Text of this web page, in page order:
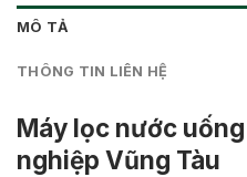
MÔ TẢ
THÔNG TIN LIÊN HỆ
Máy lọc nước
nghiệp Vũng Tàu